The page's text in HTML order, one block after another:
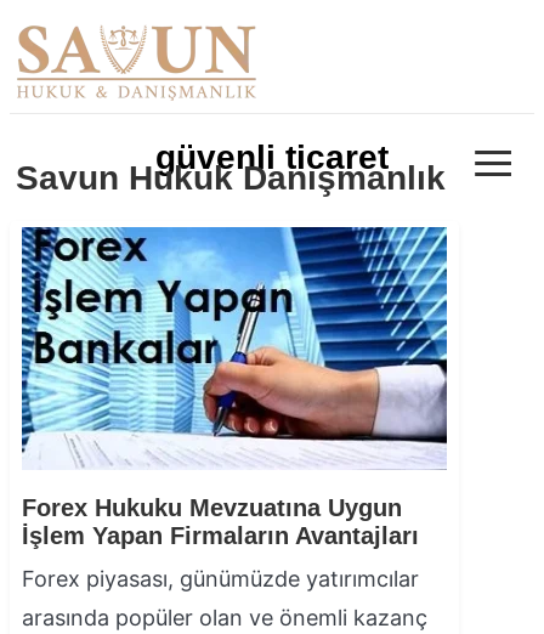
Savun Hukuk Danışmanlık ≡
güvenli ticaret
Forex Hukuku Mevzuatına Uygun
İşlem Yapan Firmaların Avantajları
Forex piyasası, günümüzde yatırımcılar
arasında popüler olan ve önemli kazanç